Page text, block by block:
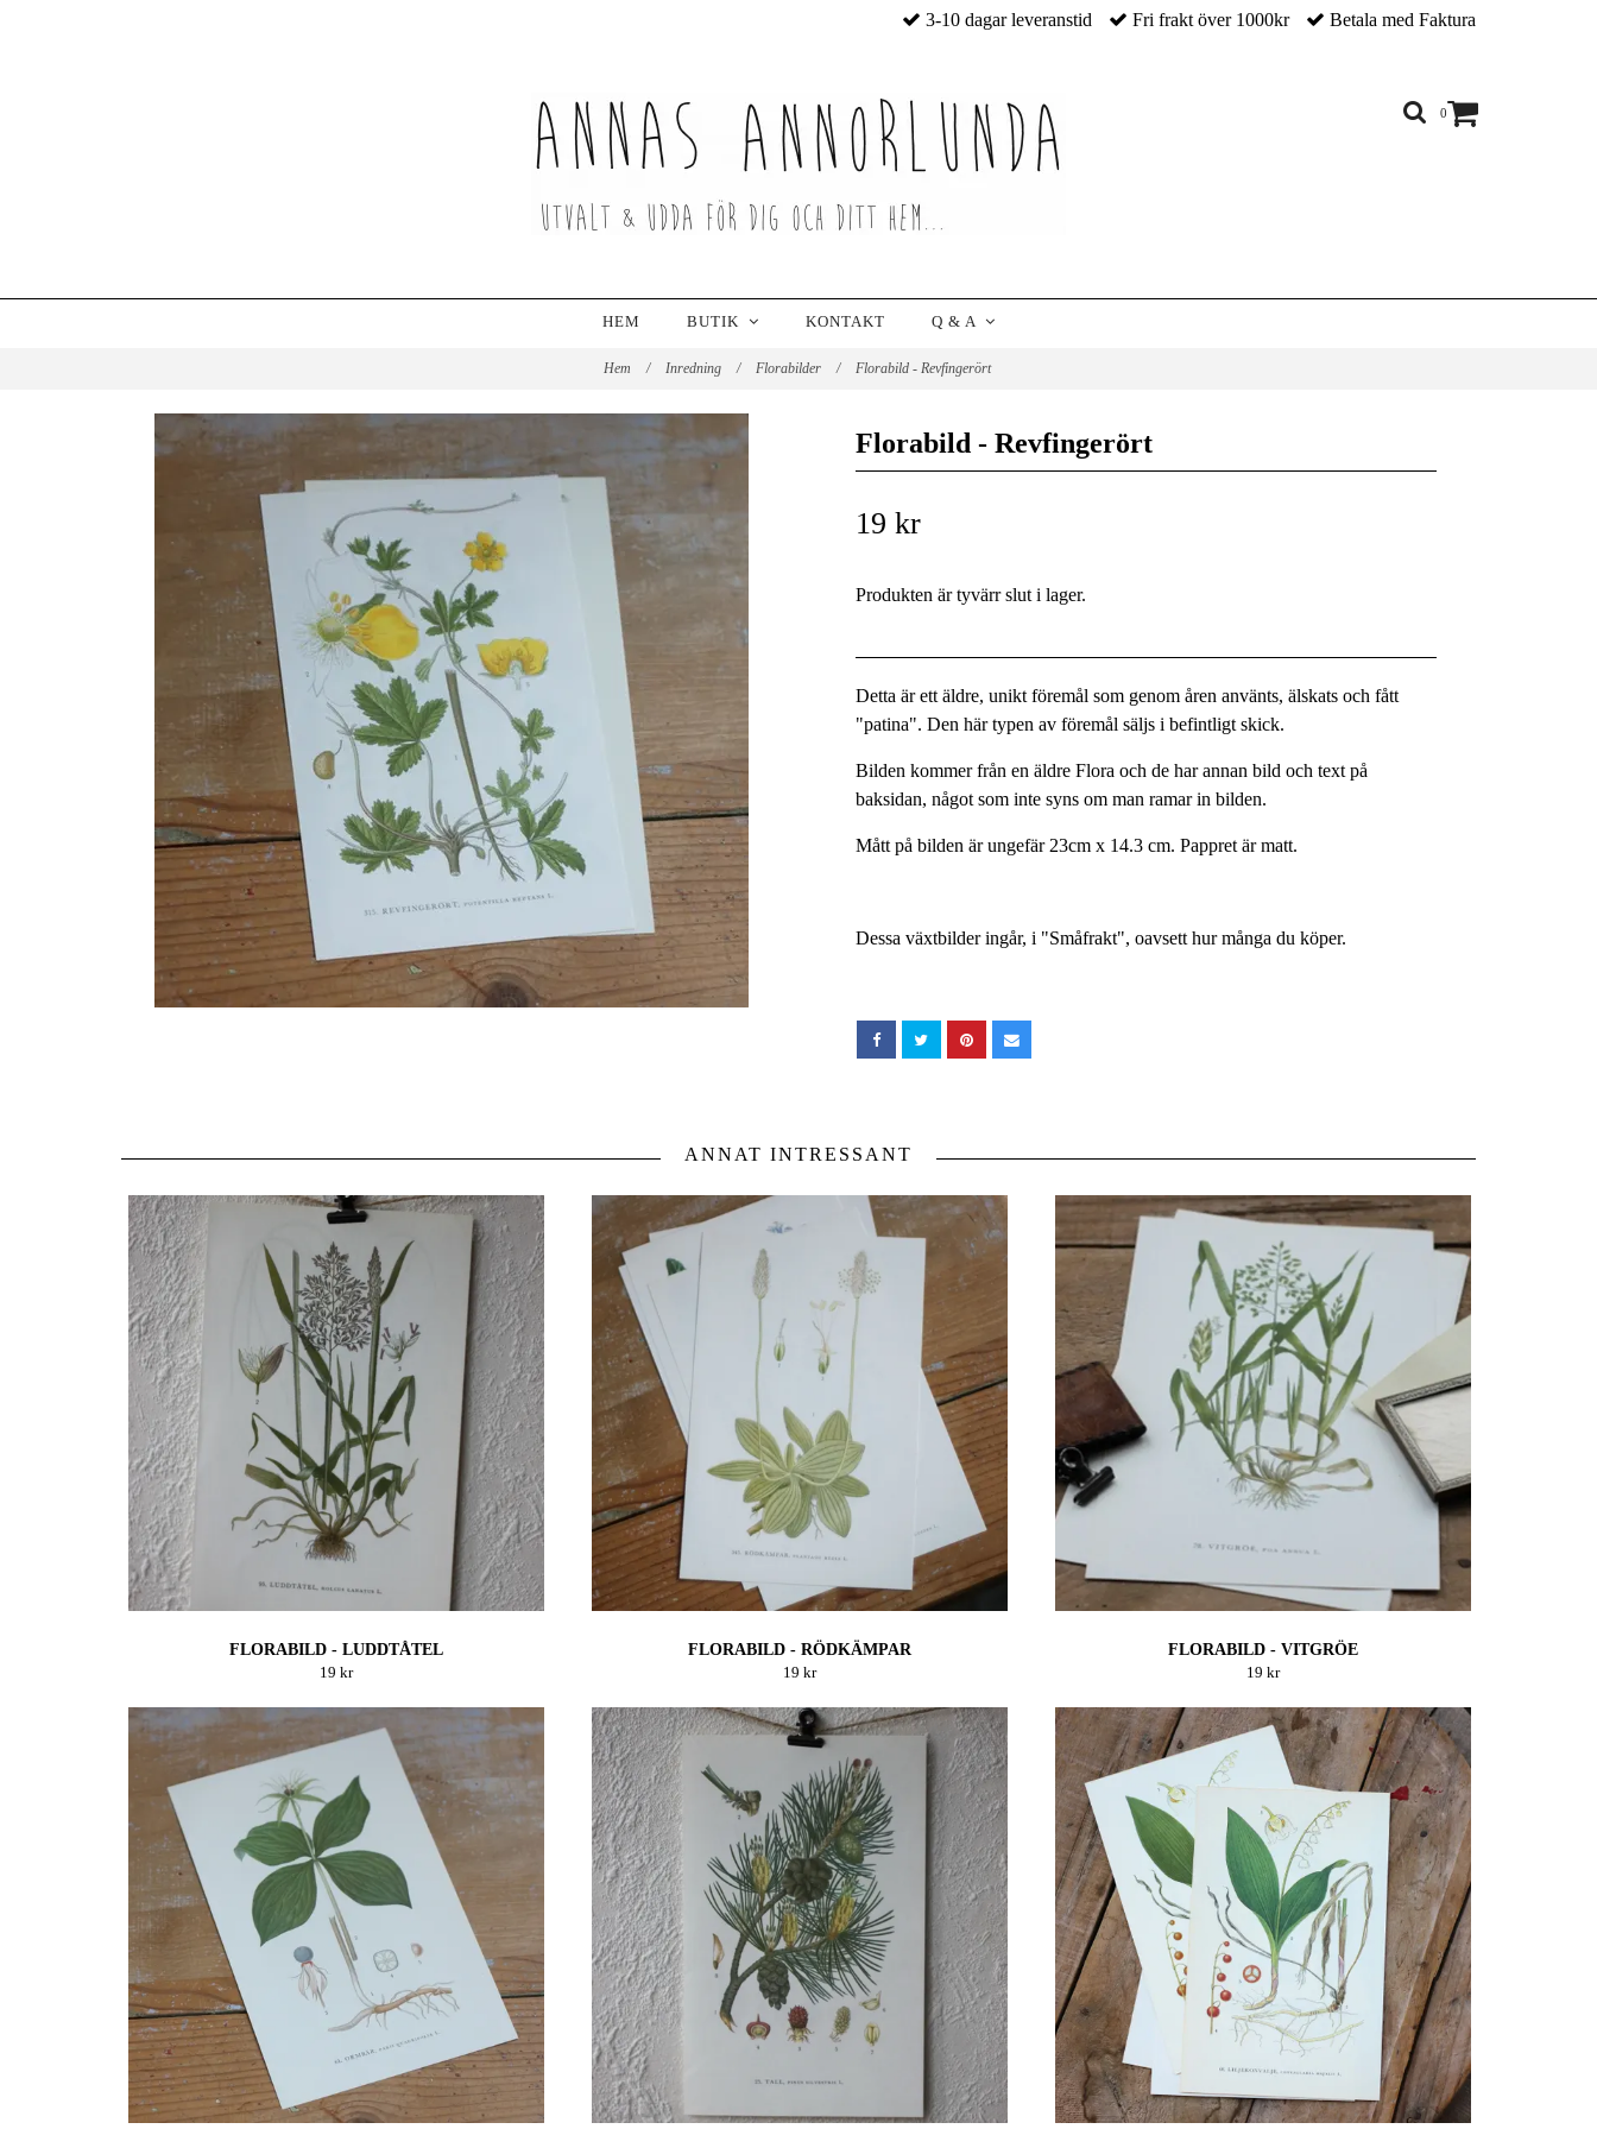
3-10 dagar leveranstid Fri frakt över 1000kr Betala med Faktura
0
HEM BUTIK KONTAKT Q & A
Hem / Inredning / Florabilder / Florabild - Revfingerört
Florabild - Revfingerört
19 kr
Produkten är tyvärr slut i lager.
Detta är ett äldre, unikt föremål som genom åren använts, älskats och fått
"patina". Den här typen av föremål säljs i befintligt skick.
Bilden kommer från en äldre Flora och de har annan bild och text på
baksidan, något som inte syns om man ramar in bilden.
Mått på bilden är ungefär 23cm x 14.3 cm. Pappret är matt.
Dessa växtbilder ingår, i "Småfrakt", oavsett hur många du köper.
ANNAT INTRESSANT
FLORABILD - LUDDTÅTEL
19 kr
FLORABILD - RÖDKÄMPAR
19 kr
FLORABILD - VITGRÖE
19 kr